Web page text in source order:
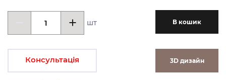
шт В кошик
Консультація 3D дизайн